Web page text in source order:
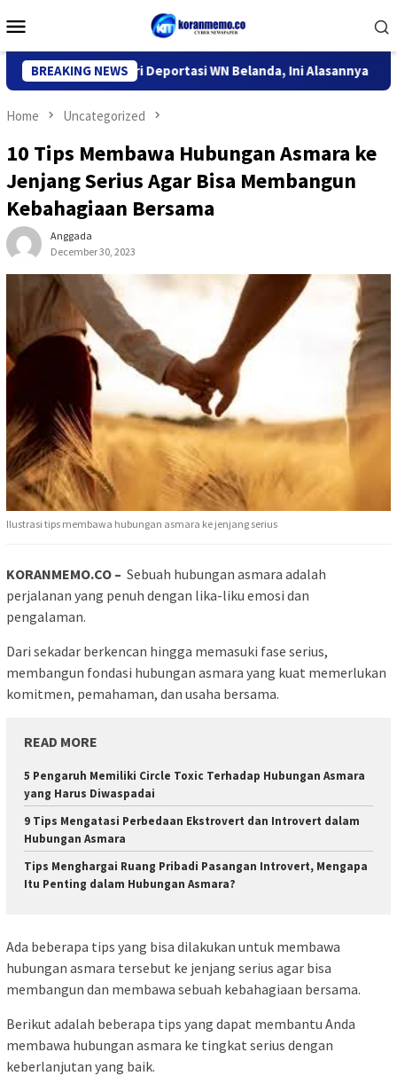
to
Menu
BREAKING NEWS
Kediri Deportasi WN Belanda, Ini Alasannya 9
Home Uncategorized
10 Tips Membawa Hubungan Asmara ke
Jenjang Serius Agar Bisa Membangun
Kebahagiaan Bersama
Anggada
December 30, 2023
Ilustrasi tips membawa hubungan asmara ke jenjang serius
KORANMEMO.CO – Sebuah hubungan asmara adalah
perjalanan yang penuh dengan lika-liku emosi dan
pengalaman.
Dari sekadar berkencan hingga memasuki fase serius,
membangun fondasi hubungan asmara yang kuat memerlukan
komitmen, pemahaman, dan usaha bersama.
READ MORE
5 Pengaruh Memiliki Circle Toxic Terhadap Hubungan Asmara
yang Harus Diwaspadai
9 Tips Mengatasi Perbedaan Ekstrovert dan Introvert dalam
Hubungan Asmara
Tips Menghargai Ruang Pribadi Pasangan Introvert, Mengapa
Itu Penting dalam Hubungan Asmara?
Ada beberapa tips yang bisa dilakukan untuk membawa
hubungan asmara tersebut ke jenjang serius agar bisa
membangun dan membawa sebuah kebahagiaan bersama.
Berikut adalah beberapa tips yang dapat membantu Anda
membawa hubungan asmara ke tingkat serius dengan
keberlanjutan yang baik.